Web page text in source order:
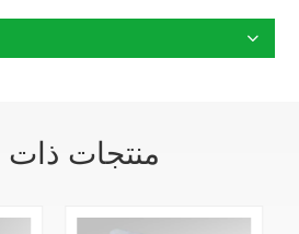
منتجات